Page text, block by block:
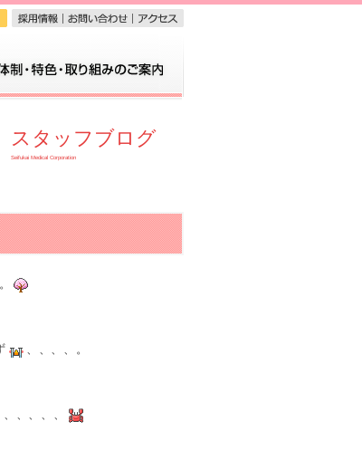
スタッフブログ
Seifukai Medical Corporation
、、、、。
、、、、